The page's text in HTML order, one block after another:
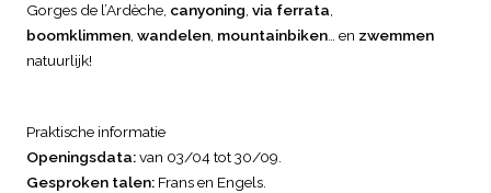
Gorges de l’Ardèche, canyoning via ferrata
boomklimmen wandelen mountainbiken … en zwemmen
natuurlijk!
Praktische informatie
Openingsdata:van 03/04 tot 30/09.
Gesproken talen: Frans en Engels.